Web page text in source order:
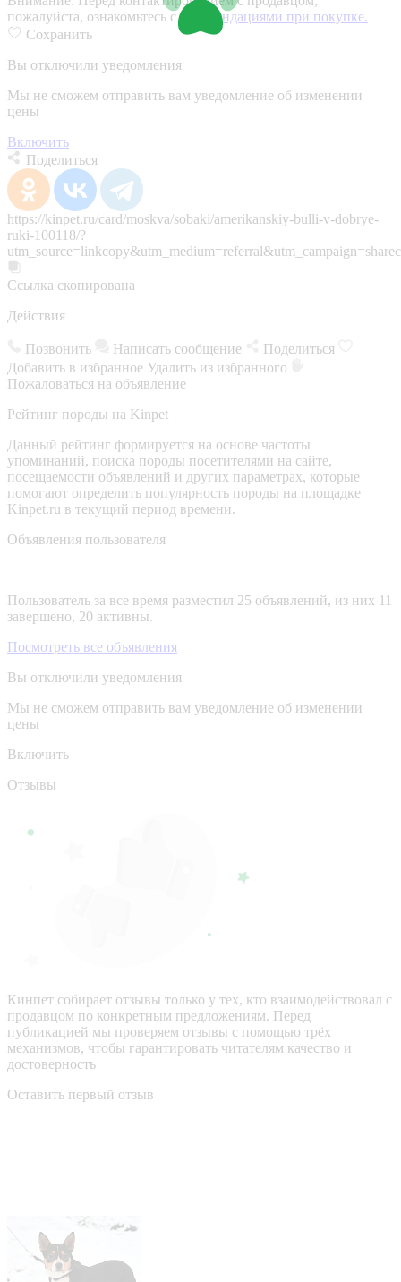
пожалуйста, ознакомьтесь срекомендациями при покупке.
Сохранить
Вы отключили уведомления
Мы не сможем отправить вам уведомление об изменении
цены
Включить
Поделиться
https://kinpet.ru/card/moskva/sobaki/amerikanskiy-bulli-v-dobrye-
ruki-100118/?
Ссылка скопирована
Действия
Позвонить Написать сообщение
Поделиться
Добавить в избранное Удалить из избранного
Пожаловаться на объявление
Рейтинг породы на Kinpet
Данный рейтинг формируется на основе частоты
упоминаний, поиска породы посетителями на сайте,
посещаемости объявлений и других параметрах, которые
помогают определить популярность породы на площадке
Kinpet.ru в текущий период времени.
Объявления пользователя
Пользователь за все время разместил 25 объявлений, из них 11
завершено, 20 активны.
Посмотреть все объявления
Вы отключили уведомления
Мы не сможем отправить вам уведомление об изменении
цены
Включить
Отзывы
Кинпет собирает отзывы только у тех, кто взаимодействовал с
продавцом по конкретным предложениям. Перед
публикацией мы проверяем отзывы с помощью трёх
механизмов, чтобы гарантировать читателям качество и
достоверность
Оставить первый отзыв